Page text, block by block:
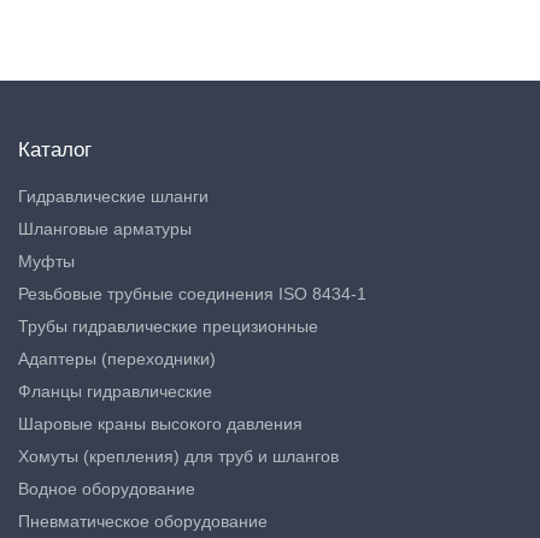
Каталог
Гидравлические шланги
Шланговые арматуры
Муфты
Резьбовые трубные соединения ISO 8434-1
Трубы гидравлические прецизионные
Адаптеры (переходники)
Фланцы гидравлические
Шаровые краны высокого давления
Хомуты (крепления) для труб и шлангов
Водное оборудование
Пневматическое оборудование